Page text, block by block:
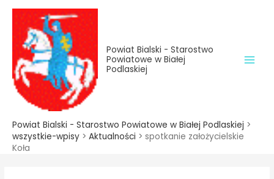
treści
Przejdź
treści
Powiat Bialski - Starostwo
Powiatowe w Białej
Podlaskiej
Powiat Bialski - Starostwo Powiatowe w Białej Podlaskiej >
wszystkie-wpisy > Aktualności > spotkanie założycielskie
Koła